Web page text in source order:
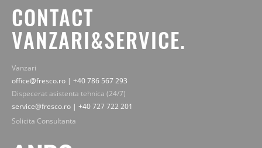
CONTACT
VANZARI&SERVICE.
Vanzari
office@fresco.ro | +40 786 567 293
Dispecerat asistenta tehnica (24/7)
service@fresco.ro | +40 727 722 201
Solicita Consultanta